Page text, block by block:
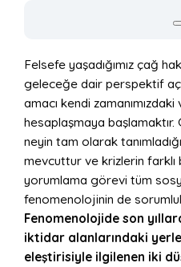
Felsefe yaşadığımız çağ
geleceğe dair perspektif
amacı kendi
hesaplaşmaya
neyin tam olarak
mevcuttur ve krizlerin farklı
yorumlama görevi tüm
fenomenolojinin de
Fenomenolojide son
iktidar alanlarındaki
eleştirisiyle ilgilenen iki